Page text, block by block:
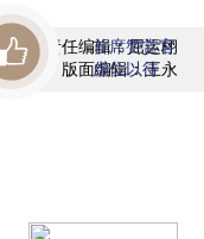
责任编辑：屈运栩
版面编辑：王永
首席赞赏官
虚位以待